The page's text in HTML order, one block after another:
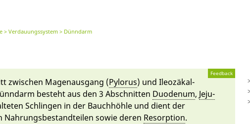
Verdauungssystem Dünndarm
Feedback
zwi­schen Magen­aus­gang (Py­lo­rus) und Ileo­zä­kal­
be­steht aus den 3 Abschnitten Duode­num, Jeju­
Schlingen in der Bauch­höhle und dient der
Nahrungs­bestandteilen so­wie de­ren Resorpti­on.